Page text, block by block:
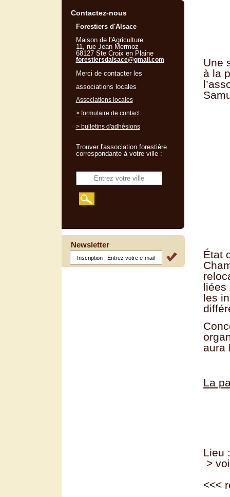
Une
à la
État
liées
les
aura
La
Lieu
>
<<<
Contactez-nous
Forestiers d'Alsace
Maison de l'Agriculture
11, rue Jean Mermoz
68127 Ste Croix en Plaine
forestiersdalsace@gmail.com
Merci de contacter les
associations locales
Associations locales
> formulaire de contact
> bulletins d'adhésions
Trouver l'association forestière
correspondante à votre ville :
Newsletter